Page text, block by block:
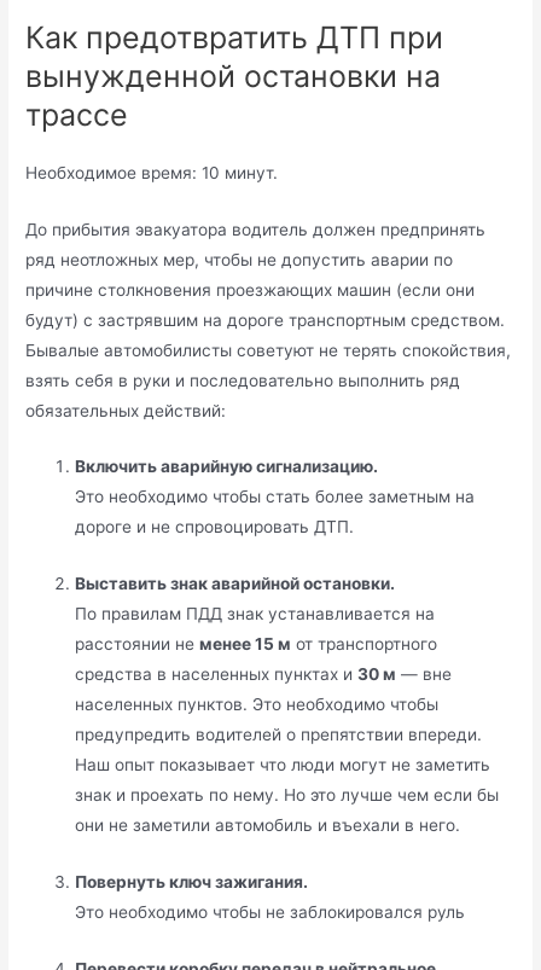
Как предотвратить ДТП при
вынужденной остановки на
трассе
Необходимое время:10 минут.
До прибытия эвакуатора водитель должен предпринять
ряд неотложных мер, чтобы не допустить аварии по
причине столкновения проезжающих машин (если они
будут) с застрявшим на дороге транспортным средством.
Бывалые автомобилисты советуют не терять спокойствия,
взять себя в руки и последовательно выполнить ряд
обязательных действий:
Включить аварийную сигнализацию.
Это необходимо чтобы стать более заметным на
дороге и не спровоцировать ДТП.
Выставить знак аварийной остановки.
По правилам ПДД знак устанавливается на
расстоянии неменее 15 м от транспортного
средства в населенных пунктах и30 м — вне
населенных пунктов. Это необходимо чтобы
предупредить водителей о препятствии впереди.
Наш опыт показывает что люди могут не заметить
знак и проехать по нему. Но это лучше чем если бы
они не заметили автомобиль и въехали в него.
Повернуть ключ зажигания.
Это необходимо чтобы не заблокировался руль